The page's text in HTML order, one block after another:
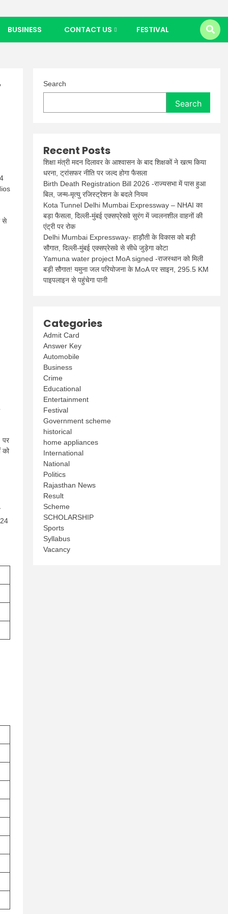
BUSINESS CONTACT US FESTIVAL
से
पर
को
Search
Search
Recent Posts
शिक्षा मंत्री मदन दिलावर के आश्वासन के बाद शिक्षकों ने खत्म किया
धरना, ट्रांसफर नीति पर जल्द होगा फैसला
Birth Death Registration Bill 2026 -राज्यसभा में पास हुआ
बिल, जन्म-मृत्यु रजिस्ट्रेशन के बदले नियम
Kota Tunnel Delhi Mumbai Expressway – NHAI का
बड़ा फैसला, दिल्ली-मुंबई एक्सप्रेसवे सुरंग में ज्वलनशील वाहनों की
एंट्री पर रोक
Delhi Mumbai Expressway- हाड़ौती के विकास को बड़ी
सौगात, दिल्ली-मुंबई एक्सप्रेसवे से सीधे जुड़ेगा कोटा
Yamuna water project MoA signed -राजस्थान को मिली
बड़ी सौगात! यमुना जल परियोजना के MoA पर साइन, 295.5 KM
पाइपलाइन से पहुंचेगा पानी
Categories
Admit Card
Answer Key
Automobile
Business
Crime
Educational
Entertainment
Festival
Government scheme
historical
home appliances
International
National
Politics
Rajasthan News
Result
Scheme
SCHOLARSHIP
Sports
Syllabus
Vacancy